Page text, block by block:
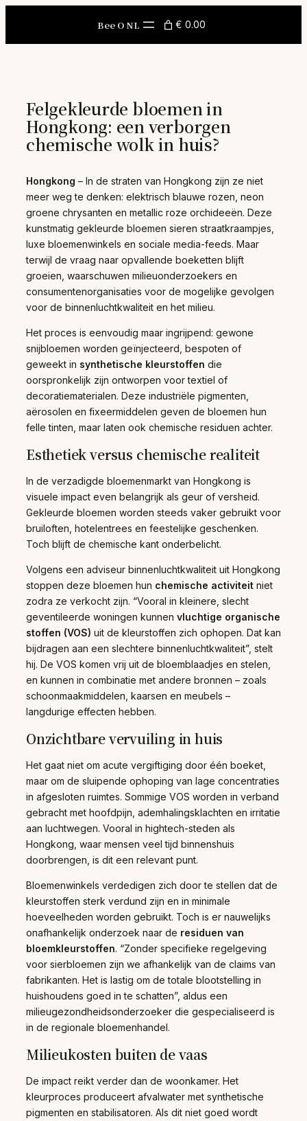
Bee O NL € 0.00
Felgekleurde bloemen in
Hongkong: een verborgen
chemische wolk in huis?
Hongkong – In de straten van Hongkong zijn ze niet
meer weg te denken: elektrisch blauwe rozen, neon
groene chrysanten en metallic roze orchideeën. Deze
kunstmatig gekleurde bloemen sieren straatkraampjes,
luxe bloemenwinkels en sociale media-feeds. Maar
terwijl de vraag naar opvallende boeketten blijft
groeien, waarschuwen milieuonderzoekers en
consumentenorganisaties voor de mogelijke gevolgen
voor de binnenluchtkwaliteit en het milieu.
Het proces is eenvoudig maar ingrijpend: gewone
snijbloemen worden geïnjecteerd, bespoten of
geweekt in synthetische kleurstoffen die
oorspronkelijk zijn ontworpen voor textiel of
decoratiematerialen. Deze industriële pigmenten,
aërosolen en fixeermiddelen geven de bloemen hun
felle tinten, maar laten ook chemische residuen achter.
Esthetiek versus chemische realiteit
In de verzadigde bloemenmarkt van Hongkong is
visuele impact even belangrijk als geur of versheid.
Gekleurde bloemen worden steeds vaker gebruikt voor
bruiloften, hotelentrees en feestelijke geschenken.
Toch blijft de chemische kant onderbelicht.
Volgens een adviseur binnenluchtkwaliteit uit Hongkong
stoppen deze bloemen hun chemische activiteit niet
zodra ze verkocht zijn. “Vooral in kleinere, slecht
geventileerde woningen kunnen vluchtige organische
stoffen (VOS) uit de kleurstoffen zich ophopen. Dat kan
bijdragen aan een slechtere binnenluchtkwaliteit”, stelt
hij. De VOS komen vrij uit de bloemblaadjes en stelen,
en kunnen in combinatie met andere bronnen – zoals
schoonmaakmiddelen, kaarsen en meubels –
langdurige effecten hebben.
Onzichtbare vervuiling in huis
Het gaat niet om acute vergiftiging door één boeket,
maar om de sluipende ophoping van lage concentraties
in afgesloten ruimtes. Sommige VOS worden in verband
gebracht met hoofdpijn, ademhalingsklachten en irritatie
aan luchtwegen. Vooral in hightech-steden als
Hongkong, waar mensen veel tijd binnenshuis
doorbrengen, is dit een relevant punt.
Bloemenwinkels verdedigen zich door te stellen dat de
kleurstoffen sterk verdund zijn en in minimale
hoeveelheden worden gebruikt. Toch is er nauwelijks
onafhankelijk onderzoek naar de residuen van
bloemkleurstoffen. “Zonder specifieke regelgeving
voor sierbloemen zijn we afhankelijk van de claims van
fabrikanten. Het is lastig om de totale blootstelling in
huishoudens goed in te schatten”, aldus een
milieugezondheidsonderzoeker die gespecialiseerd is
in de regionale bloemenhandel.
Milieukosten buiten de vaas
De impact reikt verder dan de woonkamer. Het
kleurproces produceert afvalwater met synthetische
pigmenten en stabilisatoren. Als dit niet goed wordt